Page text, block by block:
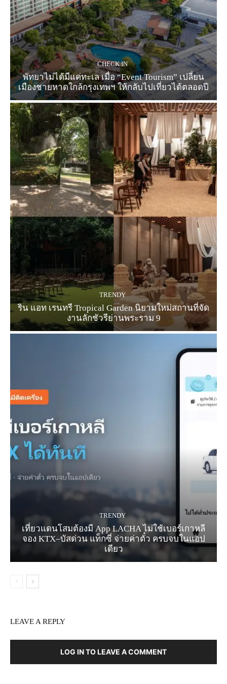
CHECK IN
พัทยาไม่ได้มีแค่ทะเล เมื่อ “Event Tourism” เปลี่ยน
เมืองชายหาดใกล้กรุงเทพฯ ให้กลับไปเที่ยวได้ตลอดปี
TRENDY
ริน แอท เรนทรี Tropical Garden นิยามใหม่สถานที่จัด
งานลักชัวรีย่านพระราม 9
TRENDY
เที่ยวแดนโสมต้องมี App LACHA ไม่ใช้เบอร์เกาหลี
จอง KTX–บัสด่วน แท็กซี่ จ่ายค่าตั๋ว ครบจบในแอป
เดียว
LEAVE A REPLY
LOG IN TO LEAVE A COMMENT